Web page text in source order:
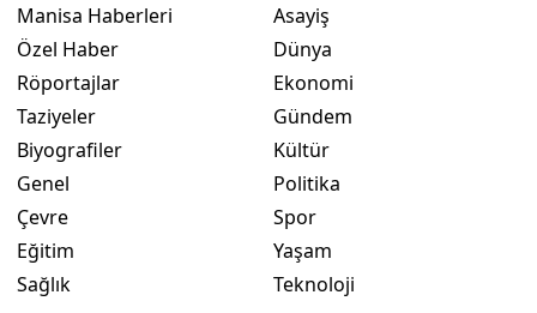
Manisa Haberleri
Özel Haber
Röportajlar
Taziyeler
Biyografiler
Genel
Çevre
Eğitim
Sağlık
Asayiş
Dünya
Ekonomi
Gündem
Kültür
Politika
Spor
Yaşam
Teknoloji